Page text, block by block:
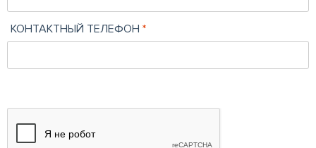
КОНТАКТНЫЙ ТЕЛЕФОН